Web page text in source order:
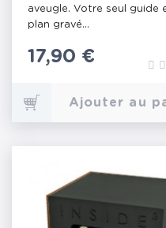
aveugle. Votre seul guide
plan gravé...
Prix
17,90 €
Ajouter au